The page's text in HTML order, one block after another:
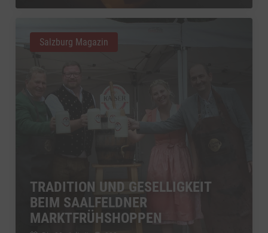
TRADITION UND GESELLIGKEIT
BEIM SAALFELDNER
MARKTFRÜHSHOPPEN
Salzburg Magazin